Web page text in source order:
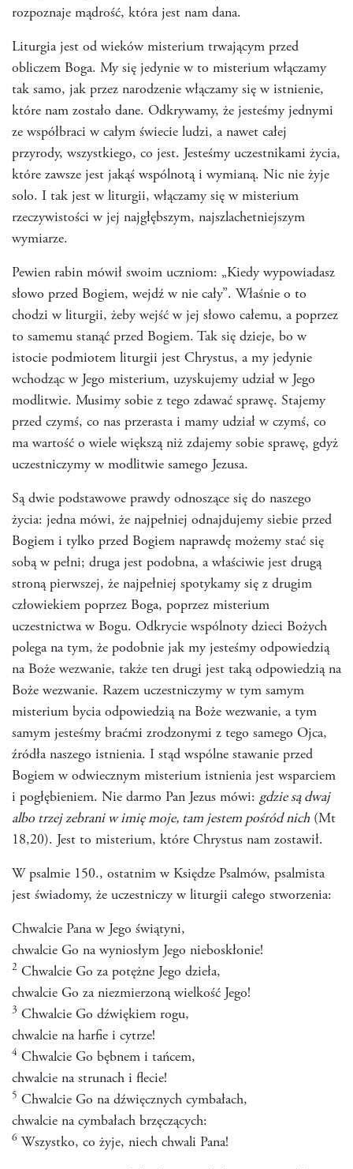
rozpoznaje mądrość, która jest nam dana.
Liturgia jest od wieków misterium trwającym przed
obliczem Boga. My się jedynie w to misterium włączamy
tak samo, jak przez narodzenie włączamy się w istnienie,
które nam zostało dane. Odkrywamy, że jesteśmy jednymi
ze współbraci w całym świecie ludzi, a nawet całej
przyrody, wszystkiego, co jest. Jesteśmy uczestnikami życia,
które zawsze jest jakąś wspólnotą i wymianą. Nic nie żyje
solo. I tak jest w liturgii, włączamy się w misterium
rzeczywistości w jej najgłębszym, najszlachetniejszym
wymiarze.
Pewien rabin mówił swoim uczniom: „Kiedy wypowiadasz
słowo przed Bogiem, wejdź w nie cały”. Właśnie o to
chodzi w liturgii, żeby wejść w jej słowo całemu, a poprzez
to samemu stanąć przed Bogiem. Tak się dzieje, bo w
istocie podmiotem liturgii jest Chrystus, a my jedynie
wchodząc w Jego misterium, uzyskujemy udział w Jego
modlitwie. Musimy sobie z tego zdawać sprawę. Stajemy
przed czymś, co nas przerasta i mamy udział w czymś, co
ma wartość o wiele większą niż zdajemy sobie sprawę, gdyż
uczestniczymy w modlitwie samego Jezusa.
Są dwie podstawowe prawdy odnoszące się do naszego
życia: jedna mówi, że najpełniej odnajdujemy siebie przed
Bogiem i tylko przed Bogiem naprawdę możemy stać się
sobą w pełni; druga jest podobna, a właściwie jest drugą
stroną pierwszej, że najpełniej spotykamy się z drugim
człowiekiem poprzez Boga, poprzez misterium
uczestnictwa w Bogu. Odkrycie wspólnoty dzieci Bożych
polega na tym, że podobnie jak my jesteśmy odpowiedzią
na Boże wezwanie, także ten drugi jest taką odpowiedzią na
Boże wezwanie. Razem uczestniczymy w tym samym
misterium bycia odpowiedzią na Boże wezwanie, a tym
samym jesteśmy braćmi zrodzonymi z tego samego Ojca,
źródła naszego istnienia. I stąd wspólne stawanie przed
Bogiem w odwiecznym misterium istnienia jest wsparciem
i pogłębieniem. Nie darmo Pan Jezus mówi: gdzie są dwaj
albo trzej zebrani w imię moje, tam jestem pośród nich (Mt
18,20). Jest to misterium, które Chrystus nam zostawił.
W psalmie 150., ostatnim w Księdze Psalmów, psalmista
jest świadomy, że uczestniczy w liturgii całego stworzenia:
Chwalcie Pana w Jego świątyni,
chwalcie Go na wyniosłym Jego nieboskłonie!
2 Chwalcie Go za potężne Jego dzieła,
chwalcie Go za niezmierzoną wielkość Jego!
3 Chwalcie Go dźwiękiem rogu,
chwalcie na harfie i cytrze!
4 Chwalcie Go bębnem i tańcem,
chwalcie na strunach i flecie!
5 Chwalcie Go na dźwięcznych cymbałach,
chwalcie na cymbałach brzęczących:
6 Wszystko, co żyje, niech chwali Pana!